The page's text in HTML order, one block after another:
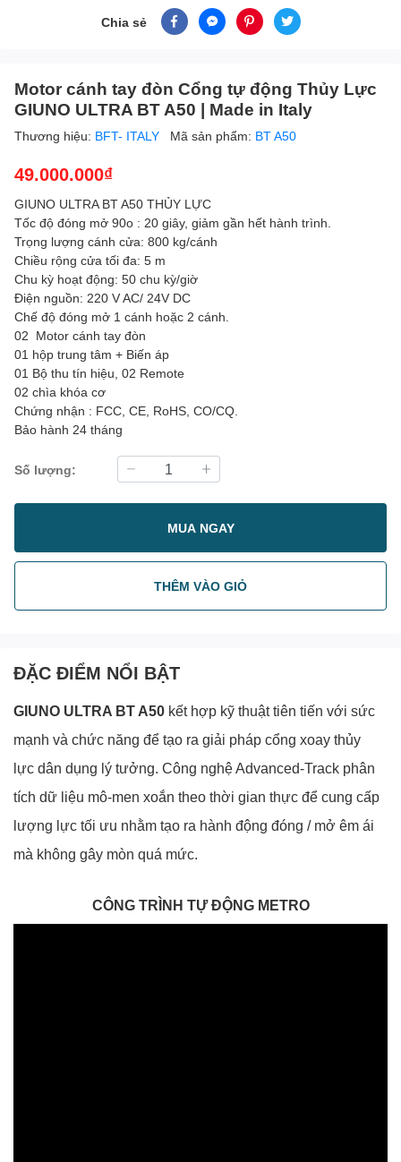
Chia sẻ
Motor cánh tay đòn Cổng tự động Thủy Lực
GIUNO ULTRA BT A50 | Made in Italy
Thương hiệu: BFT- ITALY Mã sản phẩm: BT A50
49.000.000₫
GIUNO ULTRA BT A50 THỦY LỰC
Tốc độ đóng mở 90o : 20 giây, giảm gần hết hành trình.
Trọng lượng cánh cửa: 800 kg/cánh
Chiều rộng cửa tối đa: 5 m
Chu kỳ hoạt động: 50 chu kỳ/giờ
Điện nguồn: 220 V AC/ 24V DC
Chế độ đóng mở 1 cánh hoặc 2 cánh.
02 Motor cánh tay đòn
01 hộp trung tâm + Biến áp
01 Bộ thu tín hiệu, 02 Remote
02 chìa khóa cơ
Chứng nhận : FCC, CE, RoHS, CO/CQ.
Bảo hành 24 tháng
Số lượng:
MUA NGAY
THÊM VÀO GIỎ
ĐẶC ĐIỂM NỔI BẬT
GIUNO ULTRA BT A50 kết hợp kỹ thuật tiên tiến với sức
mạnh và chức năng để tạo ra giải pháp cổng xoay thủy
lực dân dụng lý tưởng. Công nghệ Advanced-Track phân
tích dữ liệu mô-men xoắn theo thời gian thực để cung cấp
lượng lực tối ưu nhằm tạo ra hành động đóng / mở êm ái
mà không gây mòn quá mức.
CÔNG TRÌNH TỰ ĐỘNG METRO